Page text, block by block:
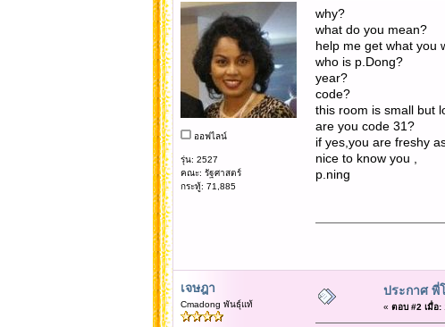
ออฟไลน์
รุ่น: 2527
คณะ: รัฐศาสตร์
กระทู้: 71,885
why?
what do you mean?
help me get what you
who is p.Dong?
year?
code?
this room is small but
are you code 31?
if yes,you are freshy
nice to know you ,
p.ning
เจษฎา
Cmadong พันธุ์แท้
ประกาศ พี่
« ตอบ #2 เมื่อ: